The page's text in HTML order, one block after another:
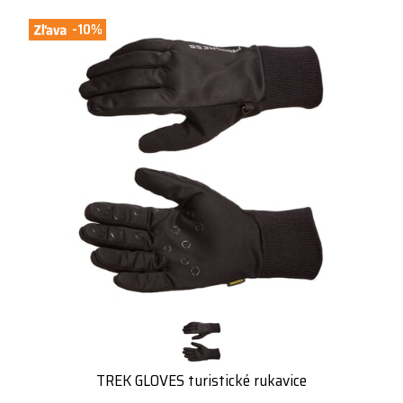
-10%
TREK GLOVES turistické rukavice